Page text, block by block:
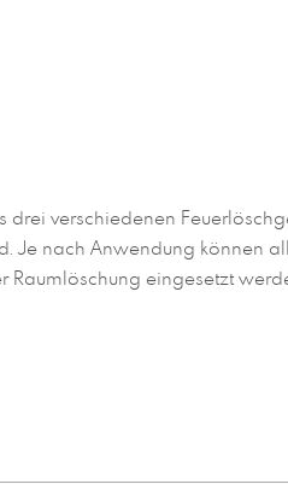
drei verschiedenen
Je nach Anwendung können
eingesetzt